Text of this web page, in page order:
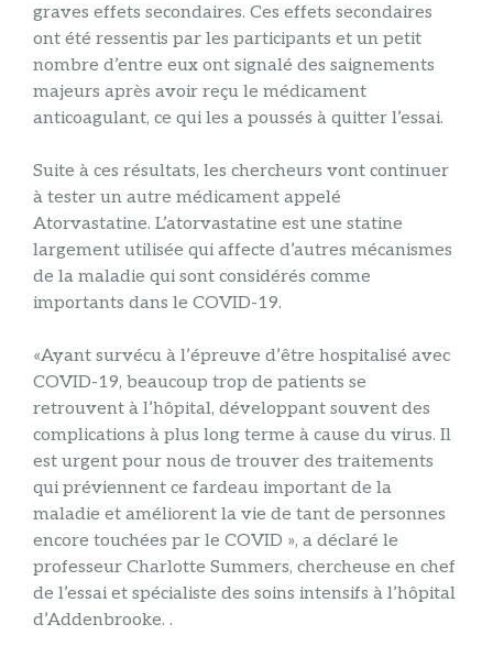
graves effets secondaires. Ces effets secondaires
ont été ressentis par les participants et un petit
nombre d’entre eux ont signalé des saignements
majeurs après avoir reçu le médicament
anticoagulant, ce qui les a poussés à quitter l’essai.
Suite à ces résultats, les chercheurs vont continuer
à tester un autre médicament appelé
Atorvastatine. L’atorvastatine est une statine
largement utilisée qui affecte d’autres mécanismes
de la maladie qui sont considérés comme
importants dans le COVID-19.
«Ayant survécu à l’épreuve d’être hospitalisé avec
COVID-19, beaucoup trop de patients se
retrouvent à l’hôpital, développant souvent des
complications à plus long terme à cause du virus. Il
est urgent pour nous de trouver des traitements
qui préviennent ce fardeau important de la
maladie et améliorent la vie de tant de personnes
encore touchées par le COVID », a déclaré le
professeur Charlotte Summers, chercheuse en chef
de l’essai et spécialiste des soins intensifs à l’hôpital
d’Addenbrooke. .